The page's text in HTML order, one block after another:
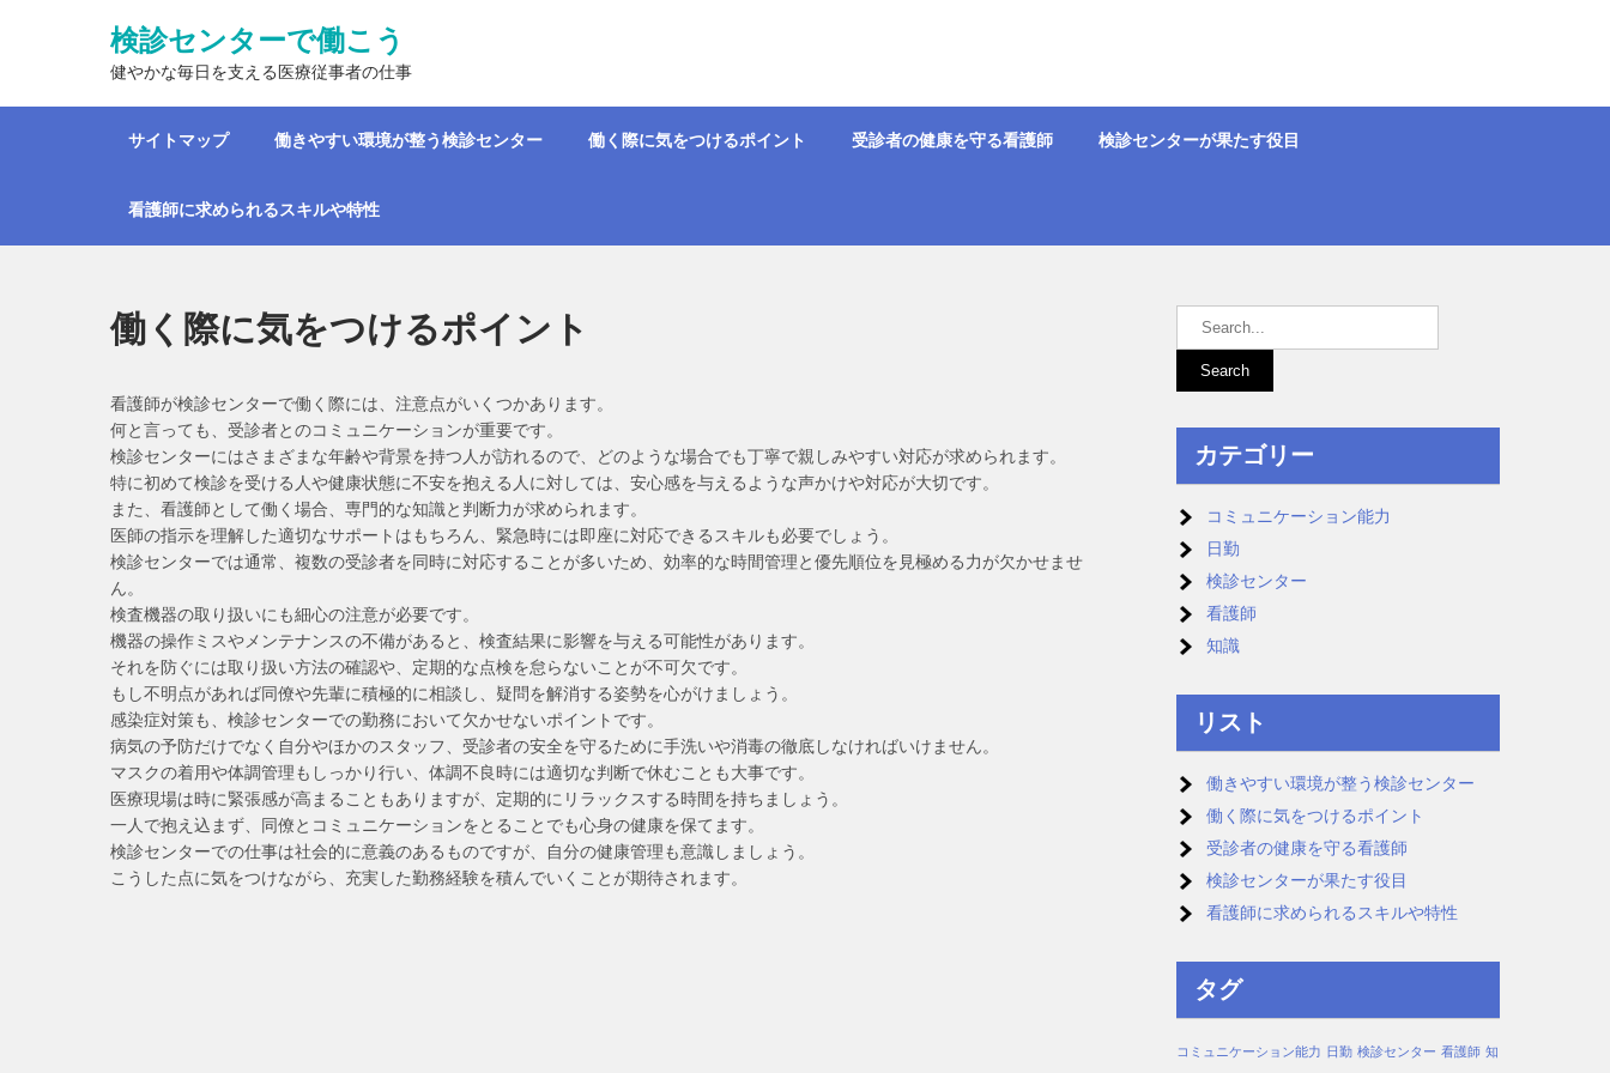
検診センターで働こう
健やかな毎日を支える医療従事者の仕事
サイトマップ 働きやすい環境が整う検診センター 働く際に気をつけるポイント 受診者の健康を守る看護師 検診センターが果たす役目
看護師に求められるスキルや特性
働く際に気をつけるポイント
看護師が検診センターで働く際には、注意点がいくつかあります。
何と言っても、受診者とのコミュニケーションが重要です。
検診センターにはさまざまな年齢や背景を持つ人が訪れるので、どのような場合でも丁寧で親しみやすい対応が求められます。
特に初めて検診を受ける人や健康状態に不安を抱える人に対しては、安心感を与えるような声かけや対応が大切です。
また、看護師として働く場合、専門的な知識と判断力が求められます。
医師の指示を理解した適切なサポートはもちろん、緊急時には即座に対応できるスキルも必要でしょう。
検診センターでは通常、複数の受診者を同時に対応することが多いため、効率的な時間管理と優先順位を見極める力が欠かせませ
ん。
検査機器の取り扱いにも細心の注意が必要です。
機器の操作ミスやメンテナンスの不備があると、検査結果に影響を与える可能性があります。
それを防ぐには取り扱い方法の確認や、定期的な点検を怠らないことが不可欠です。
もし不明点があれば同僚や先輩に積極的に相談し、疑問を解消する姿勢を心がけましょう。
感染症対策も、検診センターでの勤務において欠かせないポイントです。
病気の予防だけでなく自分やほかのスタッフ、受診者の安全を守るために手洗いや消毒の徹底しなければいけません。
マスクの着用や体調管理もしっかり行い、体調不良時には適切な判断で休むことも大事です。
医療現場は時に緊張感が高まることもありますが、定期的にリラックスする時間を持ちましょう。
一人で抱え込まず、同僚とコミュニケーションをとることでも心身の健康を保てます。
検診センターでの仕事は社会的に意義のあるものですが、自分の健康管理も意識しましょう。
こうした点に気をつけながら、充実した勤務経験を積んでいくことが期待されます。
カテゴリー
コミュニケーション能力
日勤
検診センター
看護師
知識
リスト
働きやすい環境が整う検診センター
働く際に気をつけるポイント
受診者の健康を守る看護師
検診センターが果たす役目
看護師に求められるスキルや特性
タグ
コミュニケーション能力 日勤 検診センター 看護師 知